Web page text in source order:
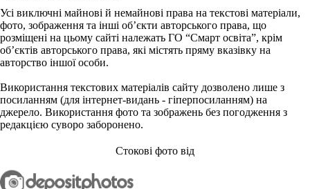
Усі виключні майнові й немайнові права на текстові матеріали,
фото, зображення та інші об’єкти авторського права, що
розміщені на цьому сайті належать ГО “Смарт освіта”, крім
об’єктів авторського права, які містять пряму вказівку на
авторство іншої особи.
Використання текстових матеріалів сайту дозволено лише з
посиланням (для інтернет-видань - гіперпосиланням) на
джерело. Використання фото та зображень без погодження з
редакцією суворо заборонено.
Стокові фото від